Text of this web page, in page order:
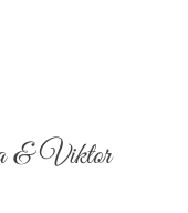
& Viktor